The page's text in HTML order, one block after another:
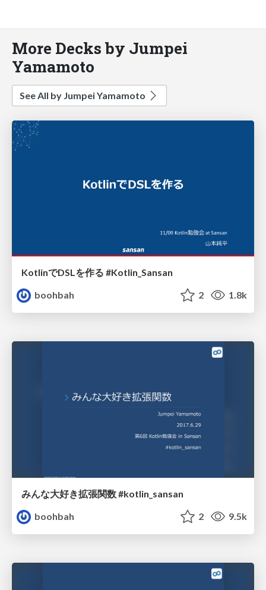
More Decks by Jumpei
Yamamoto
See All by Jumpei Yamamoto
KotlinでDSLを作る #Kotlin_Sansan
boohbah
2 1.8k
みんな大好き拡張関数 #kotlin_sansan
boohbah
2 9.5k